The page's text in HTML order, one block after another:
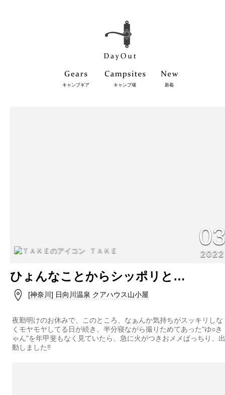
キャンプギア キャンプ場 新着
ＴＡＫＥ 2022
ひょんなことからシッポリと…
[神奈川] 日向川温泉 クアハウス山小屋
夜勤明けのお休みで、このところ、なぁんか気持ちがスッキリしな
くモヤモヤしてる日が続き、半分寝ながら撮りためてあった"ゆ○き
ゃん"を年甲斐もなく見ていたら、急に火がつきおメメぱっちり、出
動しました‼️